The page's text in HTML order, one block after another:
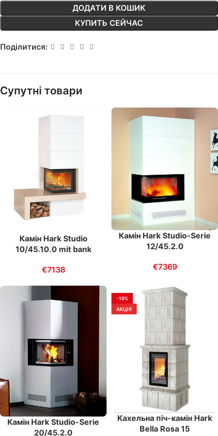
ДОДАТИ В КОШИК
КУПИТЬ СЕЙЧАС
Поділитися:
Супутні товари
Камін Hark Studio
10/45.10.0 mit bank
€7138
Камін Hark Studio-Serie
12/45.2.0
€7369
Камін Hark Studio-Serie
20/45.2.0
-19%
АКЦІЯ
Кахельна піч-камін Hark
Bella Rosa 15